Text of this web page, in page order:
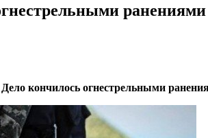
ранениями
кончилось огнестрельными